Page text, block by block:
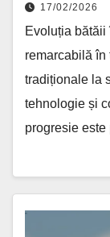
17/02/2026
Evoluția bătăii
remarcabilă în
tradiționale la
tehnologie și
progresie